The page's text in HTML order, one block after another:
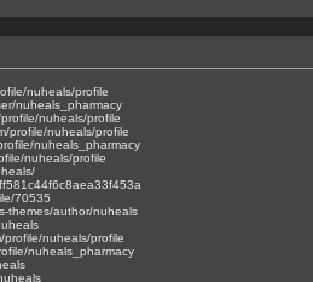
nuheals/profile
nuheals_pharmacy
nuheals/profile
profile/nuheals/profile
nuheals_pharmacy
nuheals/profile
70535
themes/author/nuheals
nuheals/profile
nuheals_pharmacy